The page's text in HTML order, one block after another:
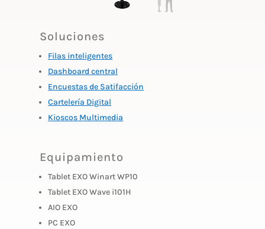
Soluciones
Filas inteligentes
Dashboard central
Encuestas de Satifacción
Cartelería Digital
Kioscos Multimedia
Equipamiento
Tablet EXO Winart WP10
Tablet EXO Wave i101H
AIO EXO
PC EXO